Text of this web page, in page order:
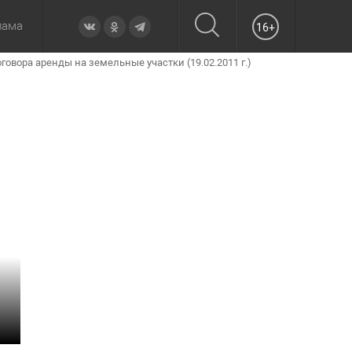
Образование Происшествия
неделю Вчера Вечерние Утренние
16+
аренды на земельные участки (19.02.2011 г.)